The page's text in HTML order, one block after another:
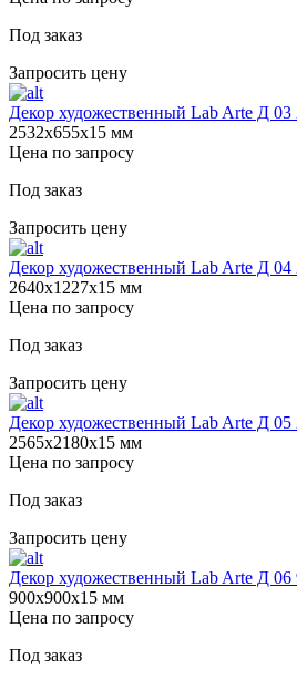
Под заказ
Запросить цену
Декор художественный Lab Arte Д 03
2532х655х15 мм
Цена по запросу
Под заказ
Запросить цену
Декор художественный Lab Arte Д 04
2640х1227х15 мм
Цена по запросу
Под заказ
Запросить цену
Декор художественный Lab Arte Д 05
2565х2180х15 мм
Цена по запросу
Под заказ
Запросить цену
Декор художественный Lab Arte Д 06
900х900х15 мм
Цена по запросу
Под заказ